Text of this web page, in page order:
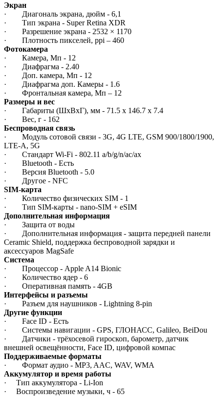
Экран
· Диагональ экрана, дюйм - 6,1
· Тип экрана - Super Retina XDR
· Разрешение экрана - 2532 × 1170
· Плотность пикселей, ppi – 460
Фотокамера
· Камера, Мп - 12
· Диафрагма - 2.40
· Доп. камера, Мп - 12
· Диафрагма доп. Камеры - 1.6
· Фронтальная камера, Мп – 12
Размеры и вес
· Габариты (ШxВxГ), мм - 71.5 x 146.7 x 7.4
· Вес, г - 162
Беспроводная связь
· Модуль сотовой связи - 3G, 4G LTE, GSM 900/1800/1900,
LTE-A, 5G
· Стандарт Wi-Fi - 802.11 a/b/g/n/ac/ax
· Bluetooth - Есть
· Версия Bluetooth - 5.0
· Другое - NFC
SIM-карта
· Количество физических SIM - 1
· Тип SIM-карты - nano-SIM + eSIM
Дополнительная информация
· Защита от воды
· Дополнительная информация - защита передней панели
Ceramic Shield, поддержка беспроводной зарядки и
аксессуаров MagSafe
Система
· Процессор - Apple A14 Bionic
· Количество ядер - 6
· Оперативная память - 4GB
Интерфейсы и разъемы
· Разъем для наушников - Lightning 8-pin
Другие функции
· Face ID - Есть
· Системы навигации - GPS, ГЛОНАСС, Galileo, BeiDou
· Датчики - трёхосевой гироскоп, барометр, датчик
внешней освещённости, Face ID, цифровой компас
Поддерживаемые форматы
· Формат аудио - MP3, AAC, WAV, WMA
Аккумулятор и время работы
· Тип аккумулятора - Li-Ion
· Воспроизведение музыки, ч - 65